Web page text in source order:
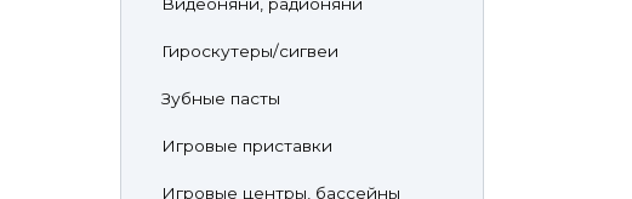
Гироскутеры/сигвеи
Зубные пасты
Игровые приставки
Игровые центры, бассейны